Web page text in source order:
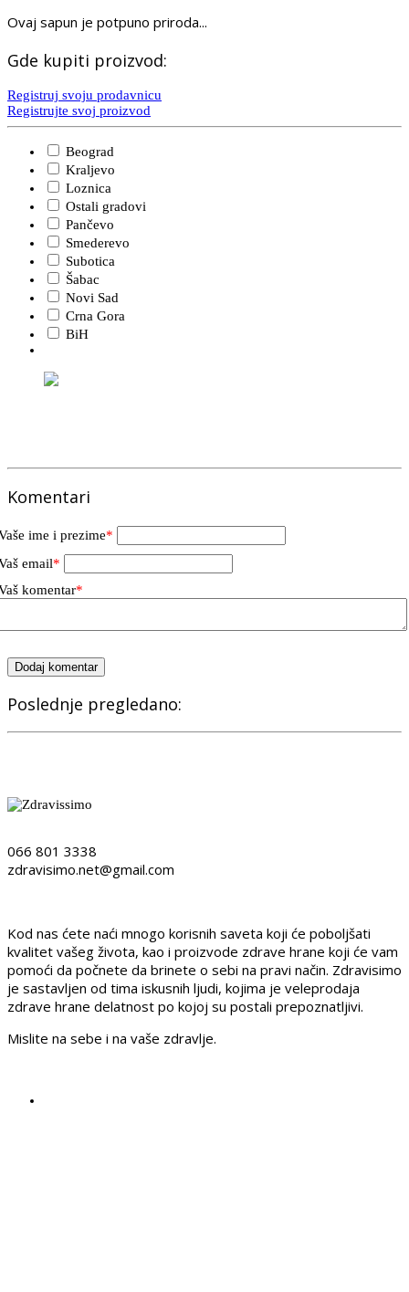
Ovaj sapun je potpuno priroda...
Gde kupiti proizvod:
Registruj svoju prodavnicu
Registrujte svoj proizvod
Beograd
Kraljevo
Loznica
Ostali gradovi
Pančevo
Smederevo
Subotica
Šabac
Novi Sad
Crna Gora
BiH
Komentari
ime i prezime*
email*
komentar*
Dodaj komentar
Poslednje pregledano:
066 801 3338
zdravisimo.net@gmail.com
Kod nas ćete naći mnogo korisnih saveta koji će poboljšati
kvalitet vašeg života, kao i proizvode zdrave hrane koji će vam
pomoći da počnete da brinete o sebi na pravi način. Zdravisimo
je sastavljen od tima iskusnih ljudi, kojima je veleprodaja
zdrave hrane delatnost po kojoj su postali prepoznatljivi.
Mislite na sebe i na vaše zdravlje.